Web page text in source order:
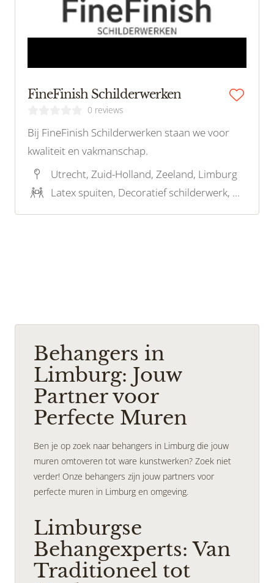
FineFinish Schilderwerken
0 reviews
Bij FineFinish Schilderwerken staan we voor
kwaliteit en vakmanschap.
Utrecht, Zuid-Holland, Zeeland, Limburg
Latex spuiten, Decoratief schilderwerk, Onderhoudsschilderwerk, Behangwerk
Behangers in
Limburg: Jouw
Partner voor
Perfecte Muren
Ben je op zoek naar behangers in Limburg die jouw
muren omtoveren tot ware kunstwerken? Zoek niet
verder! Onze behangers zijn jouw partners voor
perfecte muren in Limburg en omgeving.
Limburgse
Behangexperts: Van
Traditioneel tot